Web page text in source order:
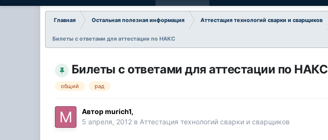
Главная Остальная полезная информация Аттестация технологий сварки и сварщиков
Билеты с ответами для аттестации по НАКС
Билеты с ответами для аттестации по НАКС
общий рад
Авторmurich1,
5 апреля, 2012 в Аттестация технологий сварки и сварщиков